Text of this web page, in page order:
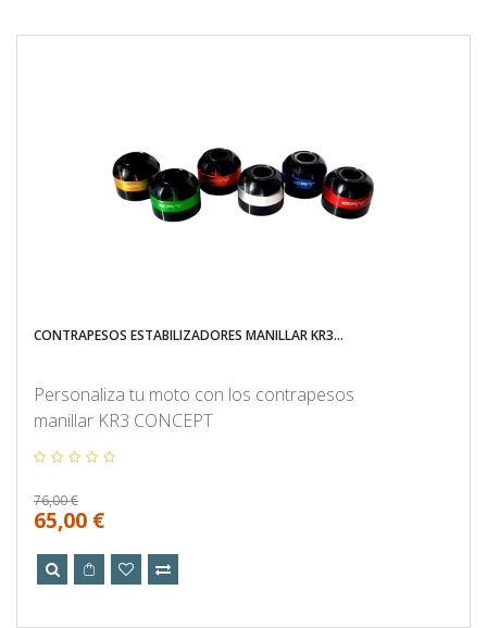
CONTRAPESOS ESTABILIZADORES MANILLAR KR3...
Personaliza tu moto con los contrapesos
manillar KR3 CONCEPT
76,00 €
65,00 €